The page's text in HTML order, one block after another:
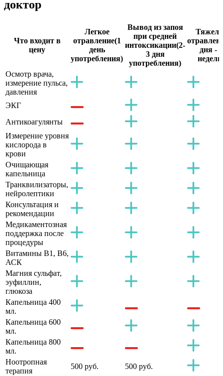
доктор
Что входит в
цену
Легкое
отравление(1
день
употребления)
Вывод из запоя
при средней
интоксикации(2-
3 дня
употребления)
дня - 2
Осмотр врача,
измерение пульса,
давления
ЭКГ
Антикоагулянты
Измерение уровня
кислорода в
крови
Очищающая
капельница
Транквилизаторы,
нейролептики
Консультация и
рекомендации
Медикаментозная
поддержка после
процедуры
Витамины B1, B6,
АСК
Магния сульфат,
эуфиллин,
глюкоза
Капельница 400
мл.
Капельница 600
мл.
Капельница 800
мл.
Ноотропная
терапия
500 руб. 500 руб.